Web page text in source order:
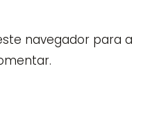
navegador para a